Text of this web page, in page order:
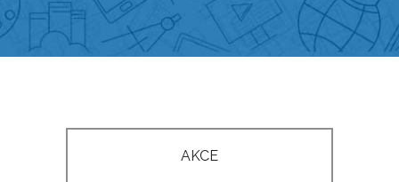
AKCE